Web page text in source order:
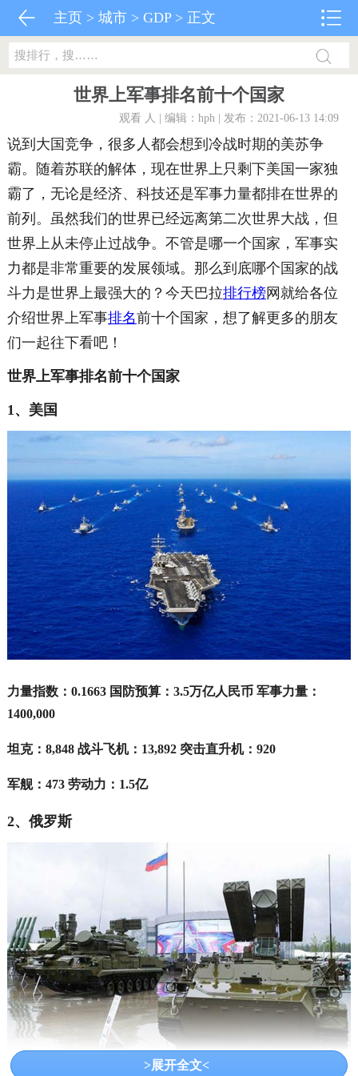
主页 >城市 >GDP> 正文
世界上军事排名前十个国家
观看 人 | 编辑：hph | 发布：2021-06-13 14:09
说到大国竞争，很多人都会想到冷战时期的美苏争
霸。随着苏联的解体，现在世界上只剩下美国一家独
霸了，无论是经济、科技还是军事力量都排在世界的
前列。虽然我们的世界已经远离第二次世界大战，但
世界上从未停止过战争。不管是哪一个国家，军事实
力都是非常重要的发展领域。那么到底哪个国家的战
斗力是世界上最强大的？今天巴拉排行榜网就给各位
介绍世界上军事排名前十个国家，想了解更多的朋友
们一起往下看吧！
世界上军事排名前十个国家
1、美国
力量指数：0.1663 国防预算：3.5万亿人民币 军事力量：
1400,000
坦克：8,848 战斗飞机：13,892 突击直升机：920
军舰：473 劳动力：1.5亿
2、俄罗斯
>展开全文<